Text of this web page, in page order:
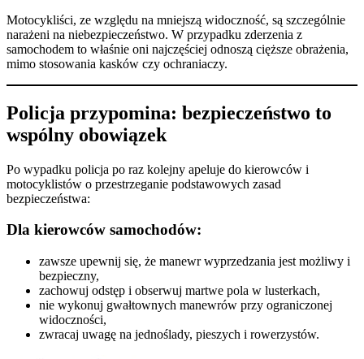
Motocykliści, ze względu na mniejszą widoczność, są szczególnie
narażeni na niebezpieczeństwo. W przypadku zderzenia z
samochodem to właśnie oni najczęściej odnoszą cięższe obrażenia,
mimo stosowania kasków czy ochraniaczy.
Policja przypomina: bezpieczeństwo to
wspólny obowiązek
Po wypadku policja po raz kolejny apeluje do kierowców i
motocyklistów o przestrzeganie podstawowych zasad
bezpieczeństwa:
Dla kierowców samochodów:
zawsze upewnij się, że manewr wyprzedzania jest możliwy i
bezpieczny,
zachowuj odstęp i obserwuj martwe pola w lusterkach,
nie wykonuj gwałtownych manewrów przy ograniczonej
widoczności,
zwracaj uwagę na jednoślady, pieszych i rowerzystów.